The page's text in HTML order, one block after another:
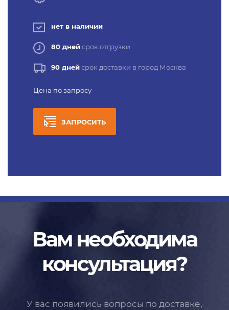
нет в наличии
80 днейсрок отгрузки
90 днейсрок доставки в город Москва
Цена по запросу
ЗАПРОСИТЬ
Вам необходима
консультация?
У вас появились вопросы по доставке,